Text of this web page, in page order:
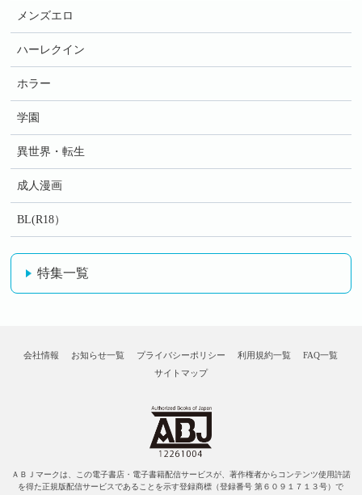
メンズエロ
ハーレクイン
ホラー
学園
異世界・転生
成人漫画
BL(R18）
特集一覧
会社情報 お知らせ一覧 プライバシーポリシー 利用規約一覧
FAQ一覧
サイトマップ
ＡＢＪマークは、この電子書店・電子書籍配信サービスが、著作権者からコンテンツ使用許諾
を得た正規版配信サービスであることを示す登録商標（登録番号 第６０９１７１３号）で